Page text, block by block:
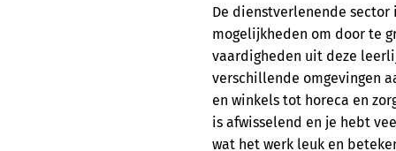
De dienstverlenende
mogelijkheden om door te
vaardigheden uit deze
verschillende omgevingen
en winkels tot horeca en
is afwisselend en je hebt
wat het werk leuk en